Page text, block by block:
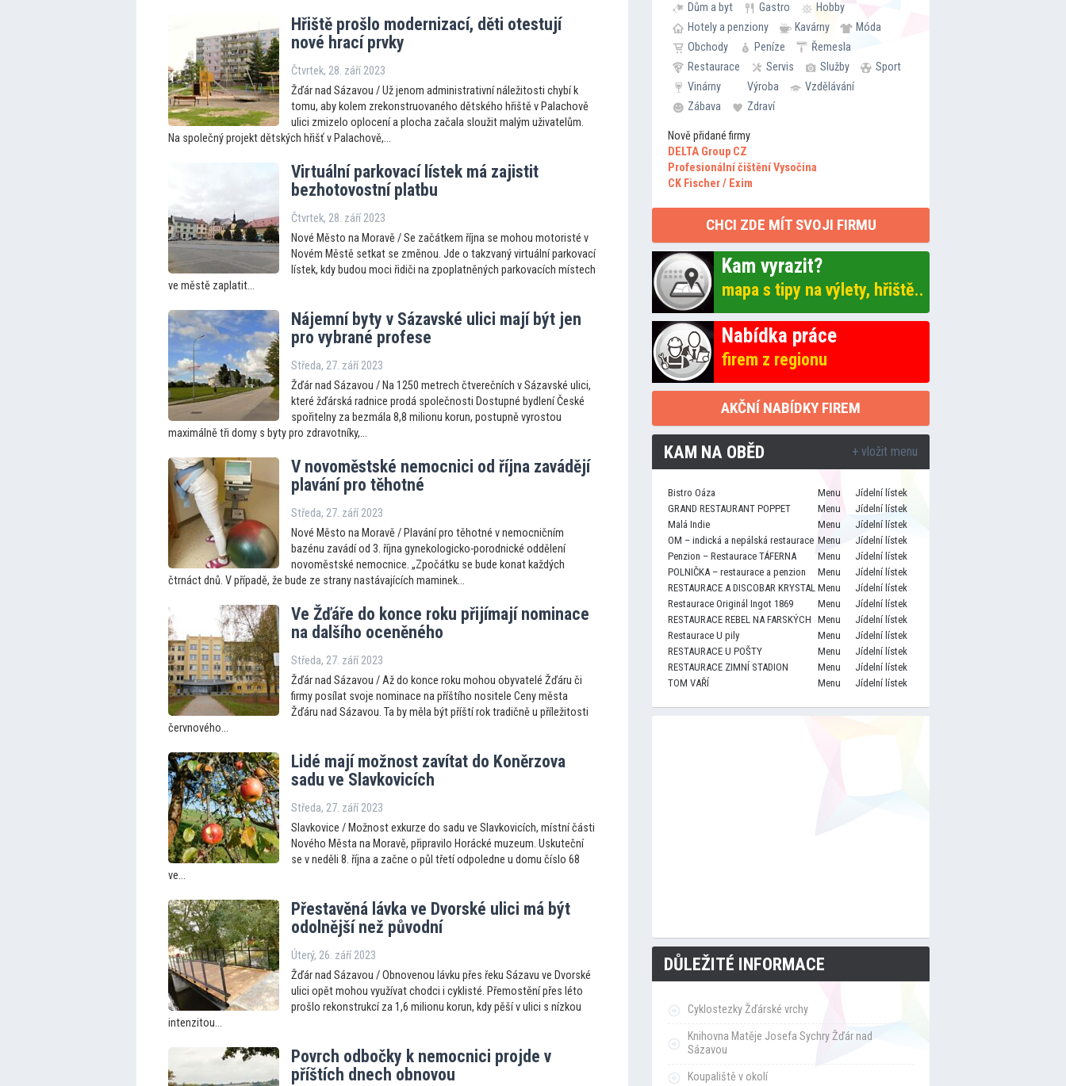
Hřiště prošlo modernizací, děti otestují
nové hrací prvky
Čtvrtek, 28. září 2023
Žďár nad Sázavou / Už jenom administrativní náležitosti chybí k
tomu, aby kolem zrekonstruovaného dětského hřiště v Palachově
ulici zmizelo oplocení a plocha začala sloužit malým uživatelům.
Na společný projekt dětských hřišť v Palachově,...
Virtuální parkovací lístek má zajistit
bezhotovostní platbu
Čtvrtek, 28. září 2023
Nové Město na Moravě / Se začátkem října se mohou motoristé v
Novém Městě setkat se změnou. Jde o takzvaný virtuální parkovací
lístek, kdy budou moci řidiči na zpoplatněných parkovacích místech
ve městě zaplatit...
Nájemní byty v Sázavské ulici mají být jen
pro vybrané profese
Středa, 27. září 2023
Žďár nad Sázavou / Na 1250 metrech čtverečních v Sázavské ulici,
které žďárská radnice prodá společnosti Dostupné bydlení České
spořitelny za bezmála 8,8 milionu korun, postupně vyrostou
maximálně tři domy s byty pro zdravotníky,...
V novoměstské nemocnici od října zavádějí
plavání pro těhotné
Středa, 27. září 2023
Nové Město na Moravě / Plavání pro těhotné v nemocničním
bazénu zavádí od 3. října gynekologicko-porodnické oddělení
novoměstské nemocnice. „Zpočátku se bude konat každých
čtrnáct dnů. V případě, že bude ze strany nastávajících maminek...
Ve Žďáře do konce roku přijímají nominace
na dalšího oceněného
Středa, 27. září 2023
Žďár nad Sázavou / Až do konce roku mohou obyvatelé Žďáru či
firmy posílat svoje nominace na příštího nositele Ceny města
Žďáru nad Sázavou. Ta by měla být příští rok tradičně u příležitosti
červnového...
Lidé mají možnost zavítat do Koněrzova
sadu ve Slavkovicích
Středa, 27. září 2023
Slavkovice / Možnost exkurze do sadu ve Slavkovicích, místní části
Nového Města na Moravě, připravilo Horácké muzeum. Uskuteční
se v neděli 8. října a začne o půl třetí odpoledne u domu číslo 68
ve...
Přestavěná lávka ve Dvorské ulici má být
odolnější než původní
Úterý, 26. září 2023
Žďár nad Sázavou / Obnovenou lávku přes řeku Sázavu ve Dvorské
ulici opět mohou využívat chodci i cyklisté. Přemostění přes léto
prošlo rekonstrukcí za 1,6 milionu korun, kdy pěší v ulici s nízkou
intenzitou...
Povrch odbočky k nemocnici projde v
příštích dnech obnovou
Dům a byt
Gastro
Hobby
Hotely a penziony
Kavárny
Móda
Obchody
Peníze
Řemesla
Restaurace
Servis Služby
Sport
Vinárny
Výroba
Vzdělávání
Zábava
Zdraví
Nově přidané firmy
DELTA Group CZ
Profesionální čištění Vysočina
CK Fischer / Exim
CHCI ZDE MÍT SVOJI FIRMU
Kam vyrazit?
mapa s tipy na výlety, hřiště..
Nabídka práce
firem z regionu
AKČNÍ NABÍDKY FIREM
KAM NA OBĚD + vložit menu
Bistro Oáza Menu
Jídelní lístek
GRAND RESTAURANT POPPET
Menu
Jídelní lístek
Malá Indie
Menu
Jídelní lístek
OM – indická a nepálská restaurace Menu
Jídelní lístek
Penzion – Restaurace TÁFERNA
Menu
Jídelní lístek
POLNIČKA – restaurace a penzion
Menu
Jídelní lístek
RESTAURACE A DISCOBAR KRYSTAL Menu
Jídelní lístek
Restaurace Originál Ingot 1869
Menu
Jídelní lístek
RESTAURACE REBEL NA FARSKÝCH Menu
Jídelní lístek
Restaurace U pily
Menu
Jídelní lístek
RESTAURACE U POŠTY
Menu
Jídelní lístek
RESTAURACE ZIMNÍ STADION
Menu
Jídelní lístek
TOM VAŘÍ
Menu Jídelní lístek
DŮLEŽITÉ INFORMACE
Cyklostezky Žďárské vrchy
Knihovna Matěje Josefa Sychry Žďár nad
Sázavou
Koupaliště v okolí